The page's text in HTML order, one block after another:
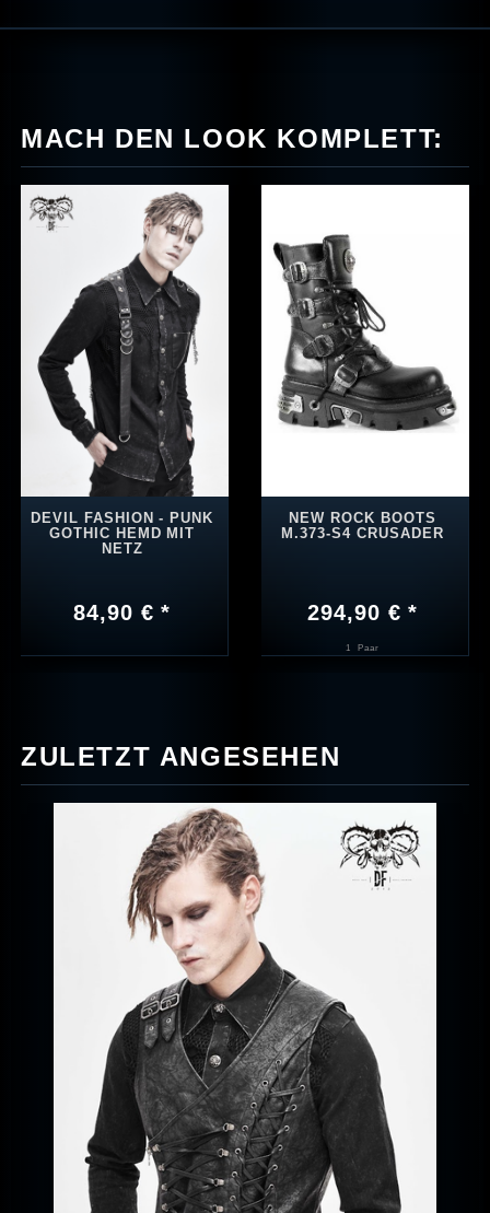
MACH DEN LOOK KOMPLETT:
DEVIL FASHION - PUNK
GOTHIC HEMD MIT
NETZ
84,90 € *
NEW ROCK BOOTS
M.373-S4 CRUSADER
294,90 € *
1 Paar
ZULETZT ANGESEHEN